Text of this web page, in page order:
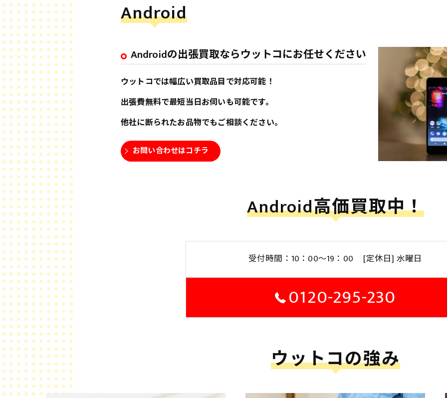
Android
Androidの出張買取ならウットコにお任せください
ウットコでは幅広い買取品目で対応可能！
出張費無料で最短当日お伺いも可能です。
他社に断られたお品物でもご相談ください。
お問い合わせはコチラ
Android高価買取中！
受付時間：10：00～19：00 [定休日] 水曜日
0120-295-230
ウットコの強み